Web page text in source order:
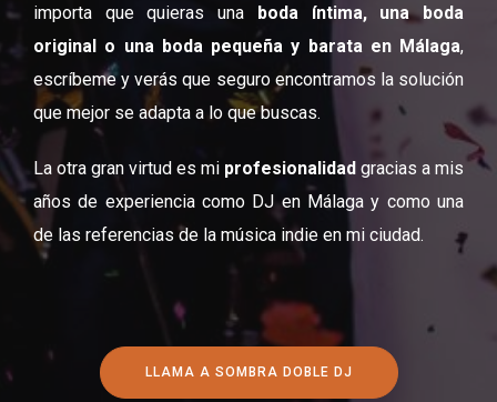
importa que quieras una boda íntima, una boda
original o una boda pequeña y barata en Málaga,
escríbeme y verás que seguro encontramos la solución
que mejor se adapta a lo que buscas.
La otra gran virtud es mi profesionalidad gracias a mis
años de experiencia como DJ en Málaga y como una
de las referencias de la música indie en mi ciudad.
LLAMA A SOMBRA DOBLE DJ